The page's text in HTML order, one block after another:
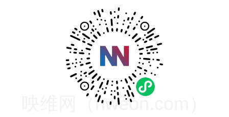
映维网（nweon.com）